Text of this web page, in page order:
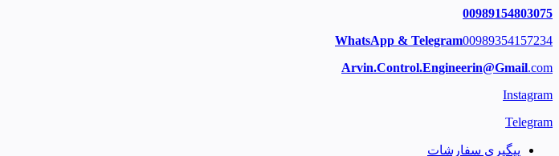
00989154803075
WhatsApp & Telegram00989354157234
Arvin.Control.Engineerin@Gmail.com
Instagram
Telegram
پیگیری سفارشات